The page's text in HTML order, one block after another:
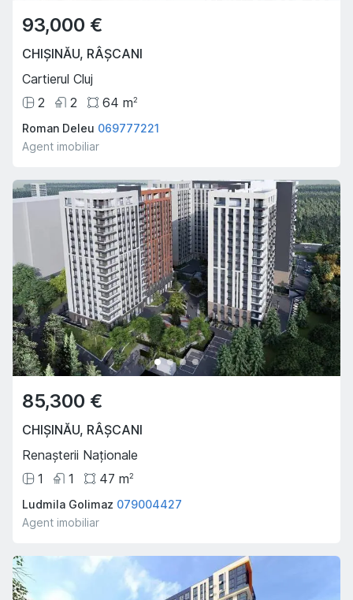
93,000 €
CHIȘINĂU, RÂȘCANI
Cartierul Cluj
2
2 64 m2
Roman Deleu 069777221
Agent imobiliar
85,300 €
CHIȘINĂU, RÂȘCANI
Renașterii Naționale
1
1 47 m2
Ludmila Golimaz 079004427
Agent imobiliar